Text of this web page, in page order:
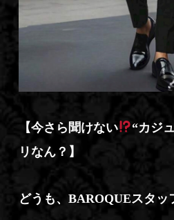
【今さら聞けない
“カジ
リなん？】
どうも、BAROQUEスタッ